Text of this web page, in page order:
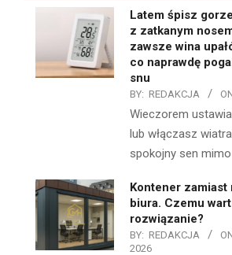
Latem śpisz
z zatkanym
zawsze wina
co naprawdę
snu
BY: REDAKCJA
Wieczorem
lub włączasz
spokojny sen
Kontener zamiast
biura. Czemu
rozwiązanie?
BY: REDAKCJA
2026